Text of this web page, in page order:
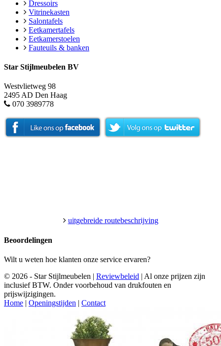
Dressoirs
Vitrinekasten
Salontafels
Eetkamertafels
Eetkamerstoelen
Fauteuils & banken
Star Stijlmeubelen BV
Westvlietweg 98
2495 AD Den Haag
070 3989778
uitgebreide routebeschrijving
Beoordelingen
Wilt u weten hoe klanten onze service ervaren?
© 2026 - Star Stijlmeubelen | Reviewbeleid | Al onze prijzen zijn
inclusief BTW. Onder voorbehoud van drukfouten en
prijswijzigingen.
Home | Openingstijden | Contact